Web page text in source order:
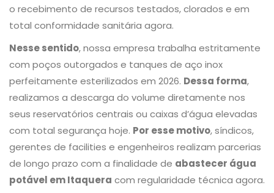
o recebimento de recursos testados, clorados e em
total conformidade sanitária agora.
Nesse sentido, nossa empresa trabalha estritamente
com poços outorgados e tanques de aço inox
perfeitamente esterilizados em 2026. Dessa forma,
realizamos a descarga do volume diretamente nos
seus reservatórios centrais ou caixas d’água elevadas
com total segurança hoje. Por esse motivo, síndicos,
gerentes de facilities e engenheiros realizam parcerias
de longo prazo com a finalidade de abastecer água
potável em Itaquera com regularidade técnica agora.